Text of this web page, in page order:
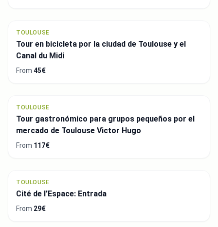
TOULOUSE
Tour en bicicleta por la ciudad de Toulouse y el
Canal du Midi
From 45€
TOULOUSE
Tour gastronómico para grupos pequeños por el
mercado de Toulouse Victor Hugo
From 117€
TOULOUSE
Cité de l'Espace: Entrada
From 29€